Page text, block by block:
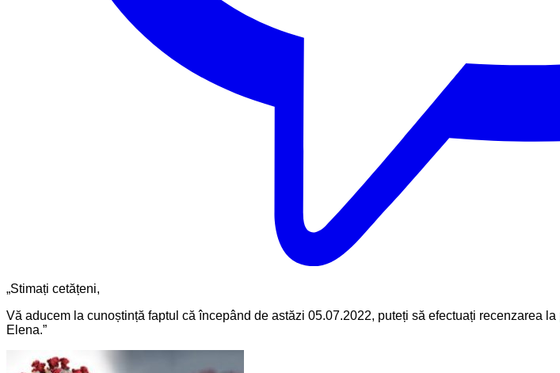
„Stimați cetățeni,
Vă aducem la cunoștință faptul că începând de astăzi 05.07.2022, puteți să efectuați recenzarea
Elena.”